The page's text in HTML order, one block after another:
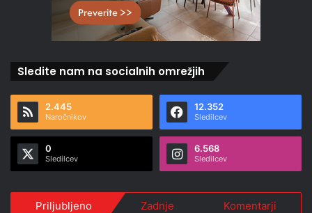
Sledite nam na socialnih omrežjih
2.445
Naročnikov
12.352
Sledilcev
0
Sledilcev
6.568
Sledilcev
Priljubljeno Zadnje Komentarji